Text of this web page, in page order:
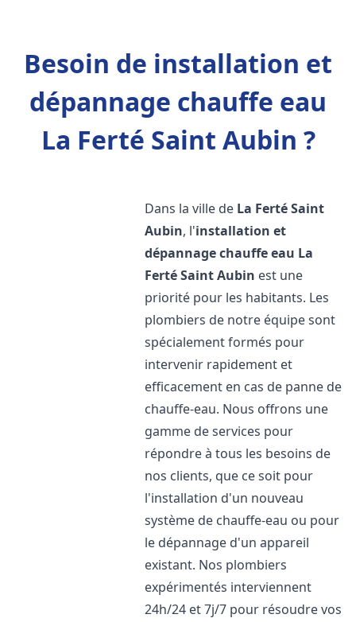
Besoin de installation et
dépannage chauffe eau
La Ferté Saint Aubin ?
Dans la ville de La Ferté Saint
Aubin, l'installation et
dépannage chauffe eau La
Ferté Saint Aubin est une
priorité pour les habitants. Les
plombiers de notre équipe sont
spécialement formés pour
intervenir rapidement et
efficacement en cas de panne de
chauffe-eau. Nous offrons une
gamme de services pour
répondre à tous les besoins de
nos clients, que ce soit pour
l'installation d'un nouveau
système de chauffe-eau ou pour
le dépannage d'un appareil
existant. Nos plombiers
expérimentés interviennent
24h/24 et 7j/7 pour résoudre vos